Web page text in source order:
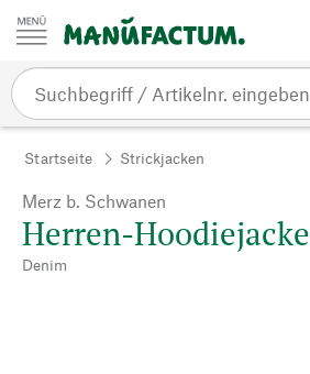
Zum Inhalt springen
Startseite Strickjacken
Merz b. Schwanen
Herren-Hoodiejacke
Denim